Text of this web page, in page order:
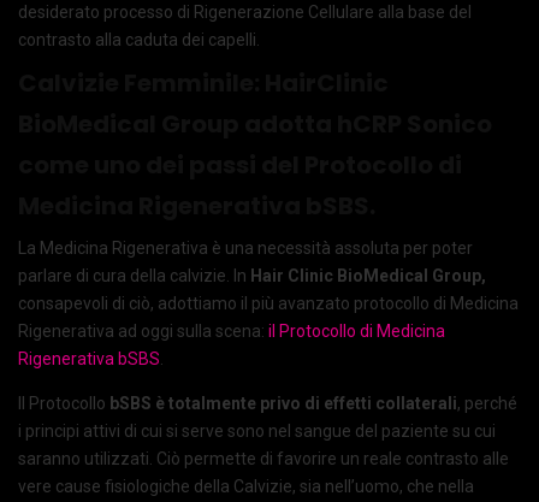
desiderato processo di Rigenerazione Cellulare alla base del
contrasto alla caduta dei capelli.
La Medicina Rigenerativa è una necessità assoluta per poter
parlare di cura della calvizie. In Hair Clinic BioMedical Group,
consapevoli di ciò, adottiamo il più avanzato protocollo di Medicina
Rigenerativa ad oggi sulla scena: il Protocollo di Medicina
Rigenerativa bSBS
Il Protocollo bSBS è totalmente privo di effetti collaterali, perché
i principi attivi di cui si serve sono nel sangue del paziente su cui
saranno utilizzati. Ciò permette di favorire un reale contrasto alle
vere cause fisiologiche della Calvizie, sia nell’uomo, che nella